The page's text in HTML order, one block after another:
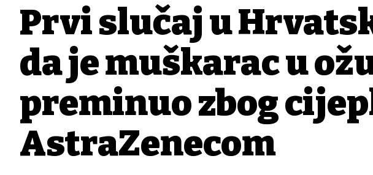
Prvi slučaj u
da je muškarac u
preminuo zbog
AstraZenecom